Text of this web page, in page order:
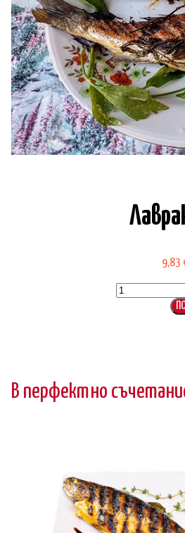
9,83
за
Лаврак
В перфектно